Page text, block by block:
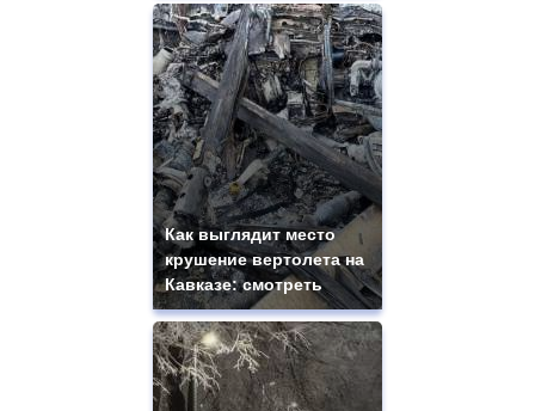
Как выглядит место
крушение вертолета на
Кавказе: смотреть